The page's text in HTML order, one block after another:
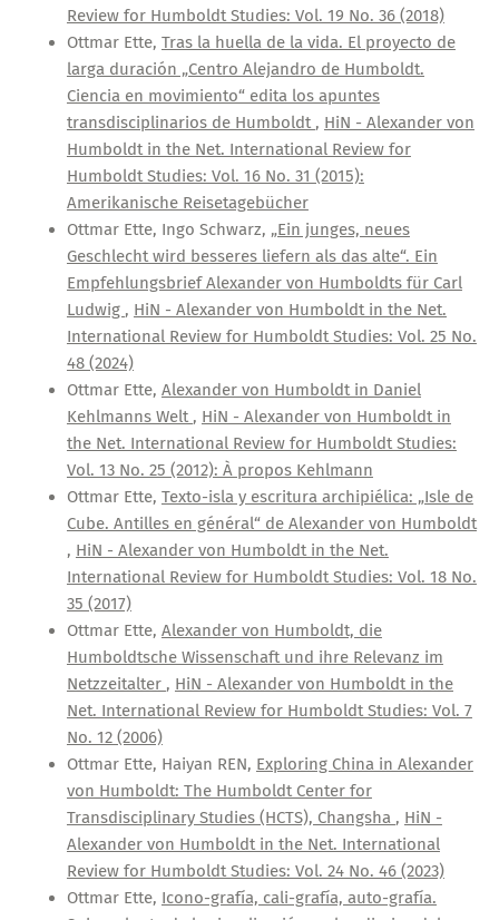
Review for Humboldt Studies: Vol. 19 No. 36 (2018)
Ottmar Ette, Tras la huella de la vida. El proyecto de
larga duración „Centro Alejandro de Humboldt.
Ciencia en movimiento“ edita los apuntes
transdisciplinarios de Humboldt , HiN - Alexander von
Humboldt in the Net. International Review for
Humboldt Studies: Vol. 16 No. 31 (2015):
Amerikanische Reisetagebücher
Ottmar Ette, Ingo Schwarz, „Ein junges, neues
Geschlecht wird besseres liefern als das alte“. Ein
Empfehlungsbrief Alexander von Humboldts für Carl
Ludwig , HiN - Alexander von Humboldt in the Net.
International Review for Humboldt Studies: Vol. 25 No.
48 (2024)
Ottmar Ette, Alexander von Humboldt in Daniel
Kehlmanns Welt , HiN - Alexander von Humboldt in
the Net. International Review for Humboldt Studies:
Vol. 13 No. 25 (2012): À propos Kehlmann
Ottmar Ette, Texto-isla y escritura archipiélica: „Isle de
Cube. Antilles en général“ de Alexander von Humboldt
, HiN - Alexander von Humboldt in the Net.
International Review for Humboldt Studies: Vol. 18 No.
35 (2017)
Ottmar Ette, Alexander von Humboldt, die
Humboldtsche Wissenschaft und ihre Relevanz im
Netzzeitalter , HiN - Alexander von Humboldt in the
Net. International Review for Humboldt Studies: Vol. 7
No. 12 (2006)
Ottmar Ette, Haiyan REN, Exploring China in Alexander
von Humboldt: The Humboldt Center for
Transdisciplinary Studies (HCTS), Changsha , HiN -
Alexander von Humboldt in the Net. International
Review for Humboldt Studies: Vol. 24 No. 46 (2023)
Ottmar Ette, Icono-grafía, cali-grafía, auto-grafía.